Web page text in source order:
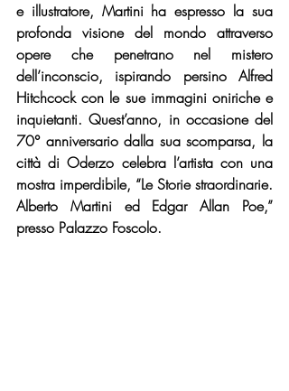
e illustratore, Martini ha espresso la sua
profonda visione del mondo attraverso
opere che penetrano nel mistero
dell’inconscio, ispirando persino Alfred
Hitchcock con le sue immagini oniriche e
inquietanti. Quest’anno, in occasione del
70° anniversario dalla sua scomparsa, la
città di Oderzo celebra l’artista con una
mostra imperdibile, “Le Storie straordinarie.
Alberto Martini ed Edgar Allan Poe,”
presso Palazzo Foscolo.